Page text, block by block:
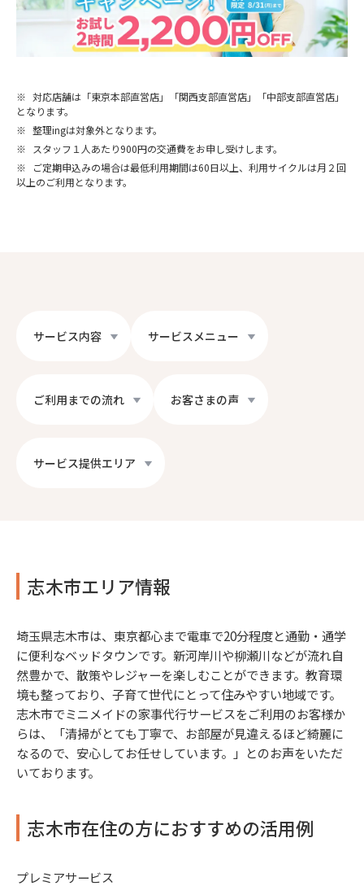
※ 対応店舗は「東京本部直営店」「関西支部直営店」「中部支部直営店」
となります。
※ 整理ingは対象外となります。
※
スタッフ１人あたり900円の交通費をお申し受けします。
※
ご定期申込みの場合は最低利用期間は60日以上、利用サイクルは月２回
以上のご利用となります。
サービス内容 サービスメニュー
ご利用までの流れ お客さまの声
サービス提供エリア
志木市エリア情報
埼玉県志木市は、東京都心まで電車で20分程度と通勤・通学
に便利なベッドタウンです。新河岸川や柳瀬川などが流れ自
然豊かで、散策やレジャーを楽しむことができます。教育環
境も整っており、子育て世代にとって住みやすい地域です。
志木市でミニメイドの家事代行サービスをご利用のお客様か
らは、「清掃がとても丁寧で、お部屋が見違えるほど綺麗に
なるので、安心してお任せしています。」とのお声をいただ
いております。
志木市在住の方におすすめの活用例
プレミアサービス